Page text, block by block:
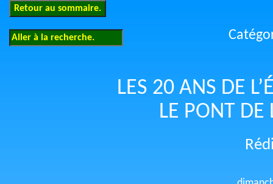
LES 20 ANS DE
LE PONT DE